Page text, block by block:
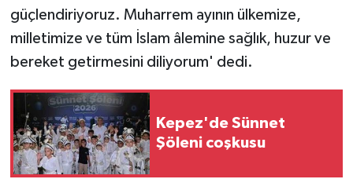
güçlendiriyoruz. Muharrem ayının ülkemize,
milletimize ve tüm İslam âlemine sağlık, huzur ve
bereket getirmesini diliyorum' dedi.
Kepez'de Sünnet
Şöleni coşkusu
YEREL
Yerel Haberler